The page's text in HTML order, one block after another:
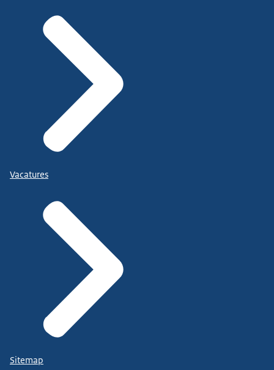
Vacatures
Sitemap